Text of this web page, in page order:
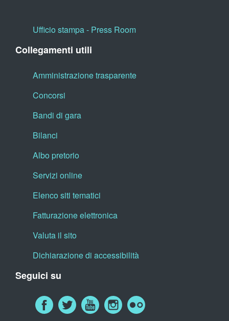
Ufficio stampa - Press Room
Collegamenti utili
Amministrazione trasparente
Concorsi
Bandi di gara
Bilanci
Albo pretorio
Servizi online
Elenco siti tematici
Fatturazione elettronica
Valuta il sito
Dichiarazione di accessibilità
Seguici su